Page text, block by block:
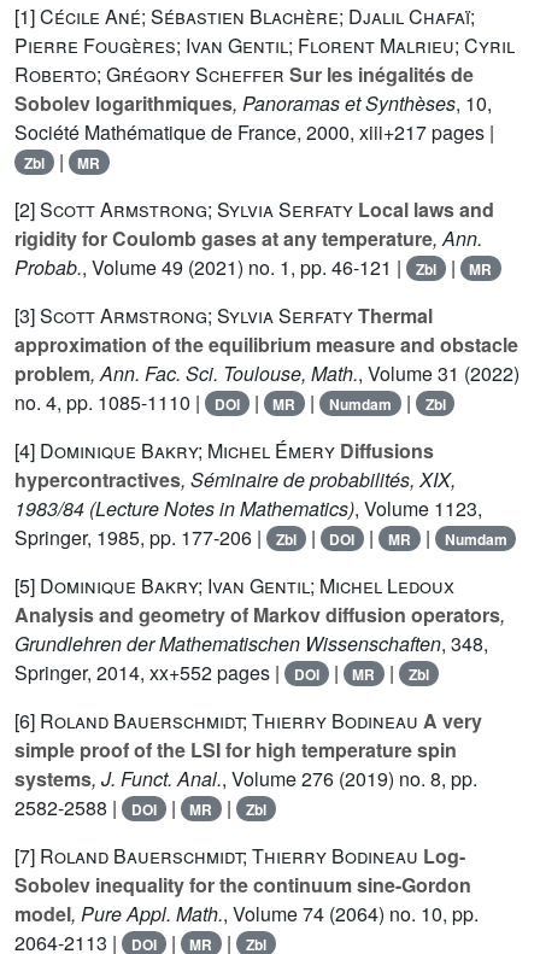
[1]Cécile Ané; Sébastien Blachère; Djalil Chafaï;
Pierre Fougères; Ivan Gentil; Florent Malrieu; Cyril
Roberto; Grégory Scheffer Sur les inégalités de
Sobolev logarithmiques, Panoramas et Synthèses, 10,
Société Mathématique de France, 2000, xiii+217 pages |
Zbl | MR
[2]Scott Armstrong; Sylvia Serfaty Local laws and
rigidity for Coulomb gases at any temperature, Ann.
Probab., Volume 49 (2021) no. 1, pp. 46-121 | Zbl | MR
[3]Scott Armstrong; Sylvia SerfatyThermal
approximation of the equilibrium measure and obstacle
problem, Ann. Fac. Sci. Toulouse, Math., Volume 31 (2022)
no. 4, pp. 1085-1110 |
DOI | MR | Numdam | Zbl
[4] Dominique Bakry; Michel Émery Diffusions
hypercontractives, Séminaire de probabilités, XIX,
1983/84 (Lecture Notes in Mathematics), Volume 1123,
Springer, 1985, pp. 177-206 |
Zbl | DOI | MR | Numdam
[5] Dominique Bakry; Ivan Gentil; Michel Ledoux
Analysis and geometry of Markov diffusion operators,
Grundlehren der Mathematischen Wissenschaften, 348,
Springer, 2014, xx+552 pages |
DOI | MR | Zbl
[6] Roland Bauerschmidt; Thierry Bodineau A very
simple proof of the LSI for high temperature spin
systems, J. Funct. Anal., Volume 276 (2019) no. 8, pp.
2582-2588 |
DOI | MR | Zbl
[7] Roland Bauerschmidt; Thierry Bodineau Log-
Sobolev inequality for the continuum sine-Gordon
model, Pure Appl. Math., Volume 74 (2064) no. 10, pp.
2064-2113 |
DOI | MR | Zbl